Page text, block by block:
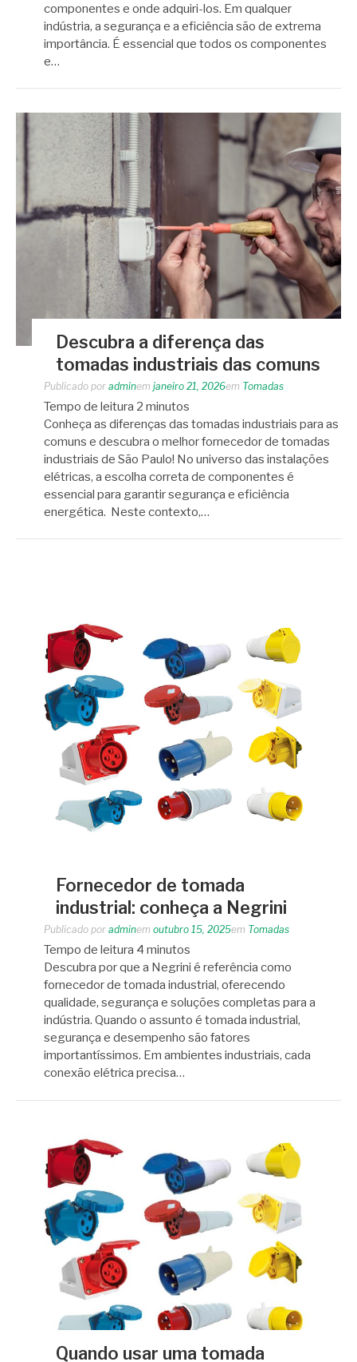
componentes e onde adquiri-los. Em qualquer
indústria, a segurança e a eficiência são de extrema
importância. É essencial que todos os componentes
e…
Descubra a diferença das
tomadas industriais das comuns
Publicado por adminem janeiro 21, 2026em Tomadas
Tempo de leitura 2 minutos
Conheça as diferenças das tomadas industriais para as
comuns e descubra o melhor fornecedor de tomadas
industriais de São Paulo! No universo das instalações
elétricas, a escolha correta de componentes é
essencial para garantir segurança e eficiência
energética. Neste contexto,…
Fornecedor de tomada
industrial: conheça a Negrini
Publicado por adminem outubro 15, 2025em Tomadas
Tempo de leitura 4 minutos
Descubra por que a Negrini é referência como
fornecedor de tomada industrial, oferecendo
qualidade, segurança e soluções completas para a
indústria. Quando o assunto é tomada industrial,
segurança e desempenho são fatores
importantíssimos. Em ambientes industriais, cada
conexão elétrica precisa…
Quando usar uma tomada